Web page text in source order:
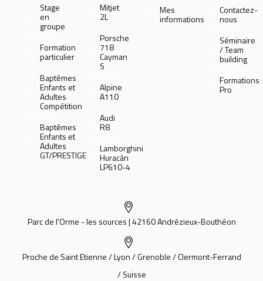
Stage
en
groupe
Formation
particulier
Baptêmes
Enfants et
Adultes
Compétition
Baptêmes
Enfants et
Adultes
GT/PRESTIGE
Mitjet
2L
Porsche
718
Cayman
S
Alpine
A110
Audi
R8
Lamborghini
Huracán
LP610-4
Mes
informations
Contactez-
nous
Séminaire
/ Team
building
Formations
Pro
Parc de l'Orme - les sources | 42160 Andrézieux-Bouthéon
Proche de Saint Etienne / Lyon / Grenoble / Clermont-Ferrand
/ Suisse